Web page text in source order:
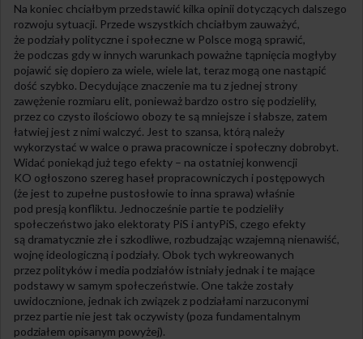
Na koniec chciałbym przedstawić kilka opinii dotyczących dalszego
rozwoju sytuacji. Przede wszystkich chciałbym zauważyć,
że podziały polityczne i społeczne w Polsce mogą sprawić,
że podczas gdy w innych warunkach poważne tąpnięcia mogłyby
pojawić się dopiero za wiele, wiele lat, teraz mogą one nastąpić
dość szybko. Decydujące znaczenie ma tu z jednej strony
zawężenie rozmiaru elit, ponieważ bardzo ostro się podzieliły,
przez co czysto ilościowo obozy te są mniejsze i słabsze, zatem
łatwiej jest z nimi walczyć. Jest to szansa, którą należy
wykorzystać w walce o prawa pracownicze i społeczny dobrobyt.
Widać poniekąd już tego efekty – na ostatniej konwencji
KO ogłoszono szereg haseł propracowniczych i postępowych
(że jest to zupełne pustosłowie to inna sprawa) właśnie
pod presją konfliktu. Jednocześnie partie te podzieliły
społeczeństwo jako elektoraty PiS i antyPiS, czego efekty
są dramatycznie złe i szkodliwe, rozbudzając wzajemną nienawiść,
wojnę ideologiczną i podziały. Obok tych wykreowanych
przez polityków i media podziałów istniały jednak i te mające
podstawy w samym społeczeństwie. One także zostały
uwidocznione, jednak ich związek z podziałami narzuconymi
przez partie nie jest tak oczywisty (poza fundamentalnym
podziałem opisanym powyżej).